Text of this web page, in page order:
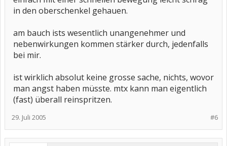
in den oberschenkel gehauen.
am bauch ists wesentlich unangenehmer und
nebenwirkungen kommen stärker durch, jedenfalls
bei mir.
ist wirklich absolut keine grosse sache, nichts, wovor
man angst haben müsste. mtx kann man eigentlich
(fast) überall reinspritzen.
#6
29. Juli 2005